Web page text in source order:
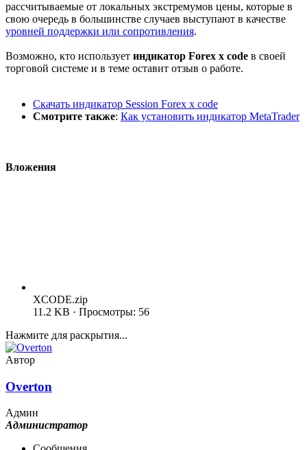
рассчитываемые от локальных экстремумов цены, которые в
свою очередь в большинстве случаев выступают в качестве
уровней поддержки или сопротивления.
Возможно, кто использует индикатор Forex x code в своей
торговой системе и в теме оставит отзыв о работе.
Скачать индикатор Session Forex x code
Смотрите также: Как установить индикатор MetaTrader
Вложения
XCODE.zip
11.2 KB · Просмотры: 56
Нажмите для раскрытия...
Автор
Overton
Админ
Администратор